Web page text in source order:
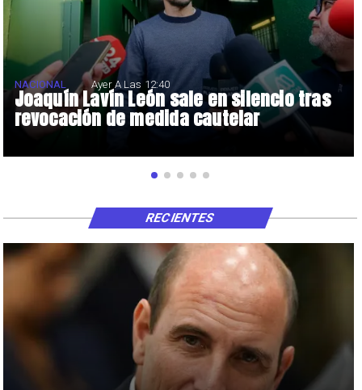
Joaquín Lavín León sale en silencio tras
revocación de medida cautelar
NACIONAL Ayer A Las 12:40
RECIENTES